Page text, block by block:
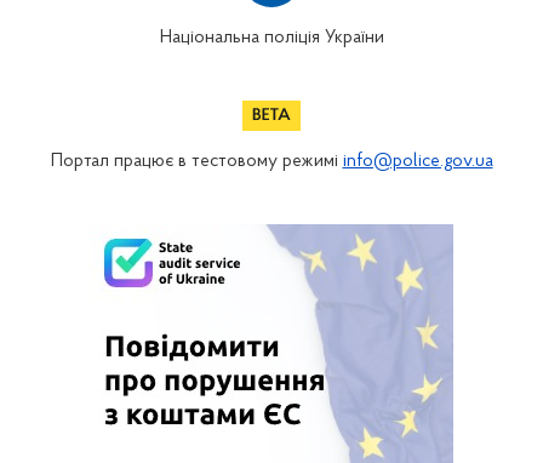
Національна поліція України
Портал працює в тестовому режимі info@police.gov.ua